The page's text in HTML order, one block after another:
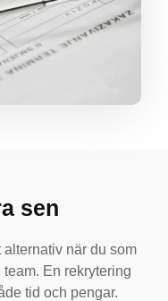
sen
när du som
En rekrytering
tid och pengar.